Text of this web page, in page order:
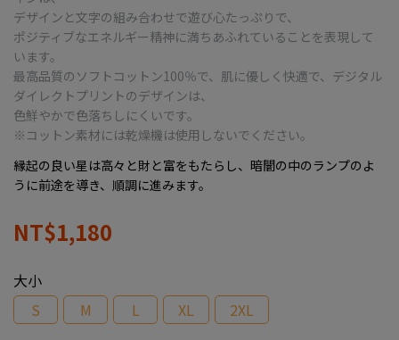
デザインと文字の組み合わせで遊び心たっぷりで、
ポジティブなエネルギー精神に満ちあふれていることを表現して
います。
最高品質のソフトコットン100％で、肌に優しく快適で、デジタル
ダイレクトプリントのデザインは、
色鮮やかで色落ちしにくいです。
※コットン素材には乾燥機は使用しないでください。
縁起の良い星は高々と財と富をもたらし、暗闇の中のランプのよ
うに前途を導き、順調に進みます。
NT$1,180
大小
S
M L XL 2XL